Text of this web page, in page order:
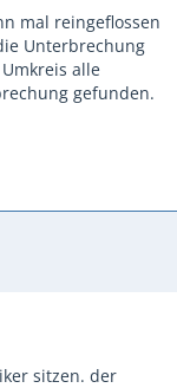
mal reingeflossen
Unterbrechung
alle
gefunden.
sitzen. der